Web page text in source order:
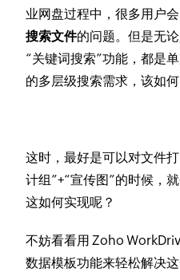
业网盘过程中，很多用户
搜索文件的问题。但是无
“关键词搜索”功能，都是
的多层级搜索需求，该如
这时，最好是可以对文件
计组”+“宣传图”的时候，
这如何实现呢？
不妨看看用 Zoho
数据模板功能来轻松解决这